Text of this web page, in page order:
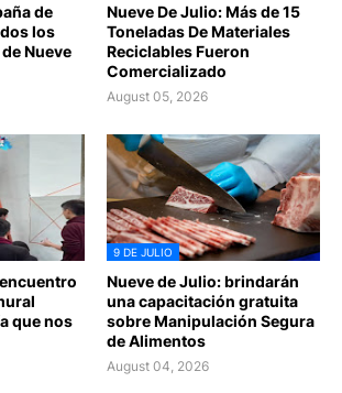
de
los
Nueve
Nueve De Julio: Más de 15
Toneladas De Materiales
Reciclables Fueron
Comercializado
August 05, 2026
que nos
9 DE JULIO
Nueve de Julio: brindarán
una capacitación gratuita
sobre Manipulación Segura
de Alimentos
August 04, 2026